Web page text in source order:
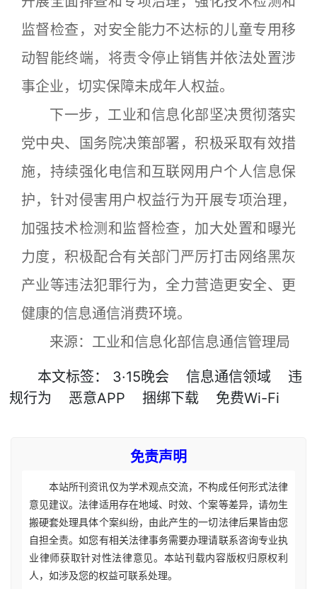
监督检查，对安全能力不达标的儿童专用移
动智能终端，将责令停止销售并依法处置涉
事企业，切实保障未成年人权益。
下一步，工业和信息化部坚决贯彻落实
党中央、国务院决策部署，积极采取有效措
施，持续强化电信和互联网用户个人信息保
护，针对侵害用户权益行为开展专项治理，
加强技术检测和监督检查，加大处置和曝光
力度，积极配合有关部门严厉打击网络黑灰
产业等违法犯罪行为，全力营造更安全、更
健康的信息通信消费环境。
来源：工业和信息化部信息通信管理局
本文标签： 3·15晚会 信息通信领域
违
规行为
恶意APP 捆绑下载 免费Wi-Fi
免责声明
本站所刊资讯仅为学术观点交流，不构成任何形式法律
意见建议。法律适用存在地域、时效、个案等差异，请勿生
搬硬套处理具体个案纠纷，由此产生的一切法律后果皆由您
自担全责。如您有相关法律事务需要办理请联系咨询专业执
业律师获取针对性法律意见。本站刊载内容版权归原权利
人，如涉及您的权益可联系处理。